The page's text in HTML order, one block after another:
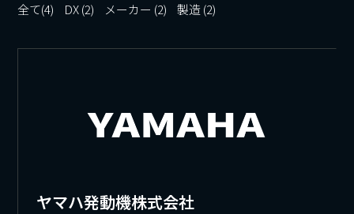
全て(4) DX(2) メーカー (2) 製造(2)
ヤマハ発動機株式会社